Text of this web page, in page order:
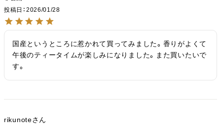
投稿日
2026/01/28
国産というところに惹かれて買ってみました。香りがよくて
午後のティータイムが楽しみになりました。また買いたいで
す。
rikunote